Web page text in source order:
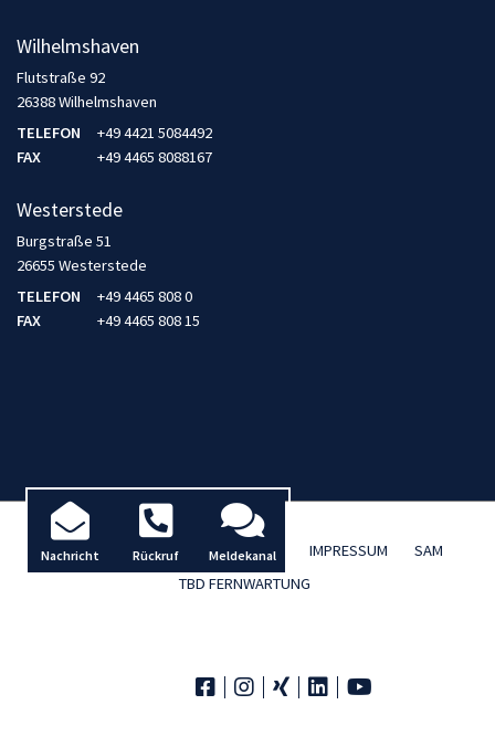
Nachricht Rückruf Meldekanal
Wilhelmshaven
Flutstraße 92
26388 Wilhelmshaven
TELEFON
+49 4421 5084492
FAX
+49 4465 8088167
Westerstede
Burgstraße 51
26655 Westerstede
TELEFON
+49 4465 808 0
FAX
+49 4465 808 15
AKTUELLES / BLOG DATENSCHUTZ IMPRESSUM
SAM
TBD FERNWARTUNG